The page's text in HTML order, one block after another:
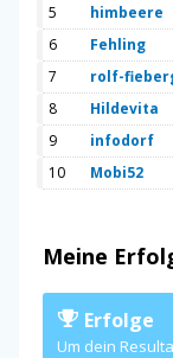
5
himbeere
6
Fehling
7
rolf-
8
Hildevita
9
infodorf
10
Mobi52
Meine
Erfolge
Um dein